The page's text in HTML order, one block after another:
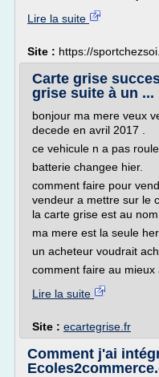
Lire la suite
Site : https://
Carte grise
grise suite à un ...
bonjour ma mere veux
decede en avril 2017 .
ce vehicule n a pas roule
batterie changee hier.
comment faire pour
vendeur a mettre sur le
la carte grise est au
ma mere est la seule
un acheteur voudrait
comment faire au mieux
Lire la suite
Site : ecartegrise.fr
Comment j'ai